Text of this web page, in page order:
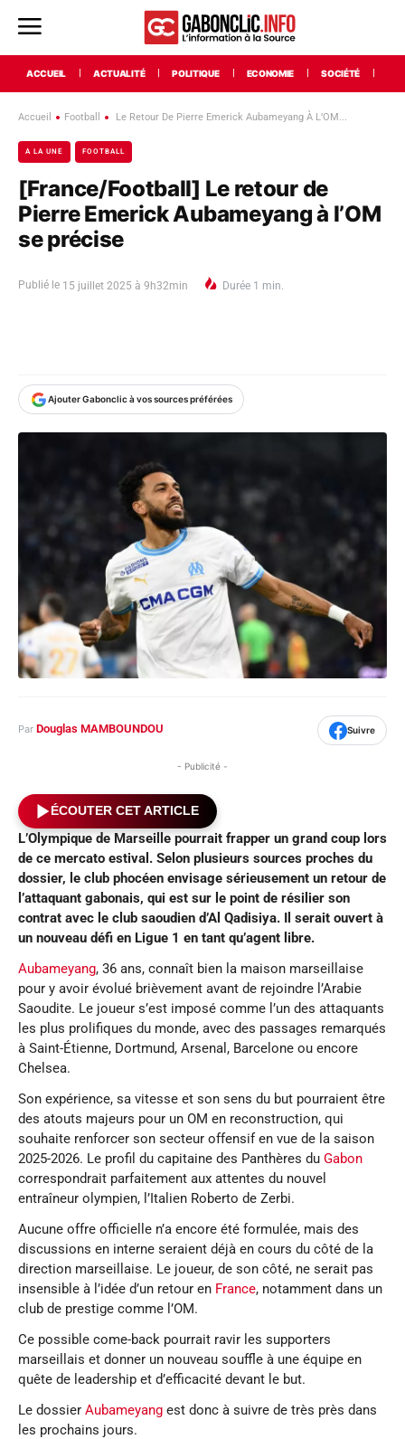
ACCUEIL ACTUALITÉ POLITIQUE ECONOMIE SOCIÉTÉ
Accueil Football Le Retour De Pierre Emerick Aubameyang À L’OM...
A LA UNE FOOTBALL
[France/Football] Le retour de
Pierre Emerick Aubameyang à l’OM
se précise
Publié le 15 juillet 2025 à 9h32min Durée 1 min.
Ajouter Gabonclic à vos sources préférées
Par Douglas MAMBOUNDOU Suivre
- Publicité -
ÉCOUTER CET ARTICLE
L’Olympique de Marseille pourrait frapper un grand coup lors
de ce mercato estival. Selon plusieurs sources proches du
dossier, le club phocéen envisage sérieusement un retour de
l’attaquant gabonais, qui est sur le point de résilier son
contrat avec le club saoudien d’Al Qadisiya. Il serait ouvert à
un nouveau défi en Ligue 1 en tant qu’agent libre.
Aubameyang, 36 ans, connaît bien la maison marseillaise
pour y avoir évolué brièvement avant de rejoindre l’Arabie
Saoudite. Le joueur s’est imposé comme l’un des attaquants
les plus prolifiques du monde, avec des passages remarqués
à Saint-Étienne, Dortmund, Arsenal, Barcelone ou encore
Chelsea.
Son expérience, sa vitesse et son sens du but pourraient être
des atouts majeurs pour un OM en reconstruction, qui
souhaite renforcer son secteur offensif en vue de la saison
2025-2026. Le profil du capitaine des Panthères du Gabon
correspondrait parfaitement aux attentes du nouvel
entraîneur olympien, l’Italien Roberto de Zerbi.
Aucune offre officielle n’a encore été formulée, mais des
discussions en interne seraient déjà en cours du côté de la
direction marseillaise. Le joueur, de son côté, ne serait pas
insensible à l’idée d’un retour en France, notamment dans un
club de prestige comme l’OM.
Ce possible come-back pourrait ravir les supporters
marseillais et donner un nouveau souffle à une équipe en
quête de leadership et d’efficacité devant le but.
Le dossier Aubameyang est donc à suivre de très près dans
les prochains jours.